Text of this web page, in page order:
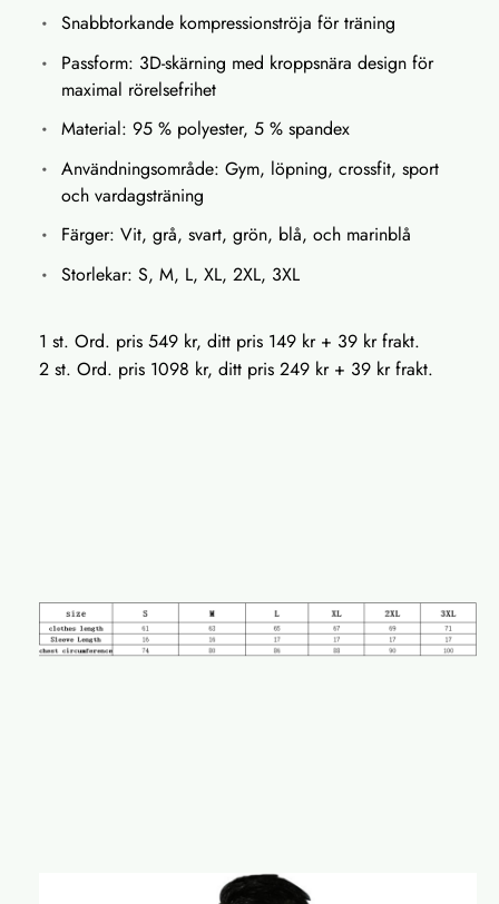
Snabbtorkande kompressionströja för träning
Passform: 3D-skärning med kroppsnära design för
maximal rörelsefrihet
Material: 95 % polyester, 5 % spandex
Användningsområde: Gym, löpning, crossfit, sport
och vardagsträning
Färger: Vit, grå, svart, grön, blå, och marinblå
Storlekar: S, M, L, XL, 2XL, 3XL
1 st. Ord. pris 549 kr, ditt pris 149 kr + 39 kr frakt.
2 st. Ord. pris 1098 kr, ditt pris 249 kr + 39 kr frakt.